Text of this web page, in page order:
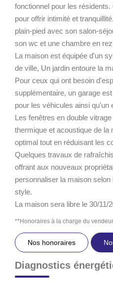
fonctionnel pour les
pour offrir intimité et
plain-pied avec son salon-
son wc et une chambre en
La maison est équipée d'un
de ville, Un jardin entoure la
Pour ceux qui ont besoin
supplémentaire, un garage
pour les véhicules ainsi qu'un
Les fenêtres en double
thermique et acoustique de
optimal tout en réduisant les
Quelques travaux de
offrant aux nouveaux
personnaliser la maison
style.
La maison sera libre le 30/11/
**Honoraires à la charge du vendeur
Nos honoraires
Diagnostics